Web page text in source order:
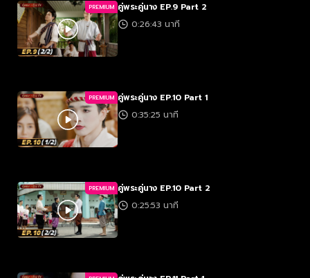
PREMIUM คู่พระคู่นาง EP.9 Part 2
0:26:43 นาที
PREMIUM คู่พระคู่นาง EP.10 Part 1
0:35:25 นาที
PREMIUM คู่พระคู่นาง EP.10 Part 2
0:25:53 นาที